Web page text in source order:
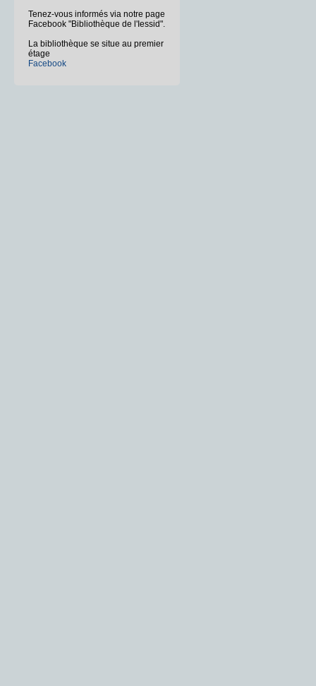
Tenez-vous informés via notre page
Facebook "Bibliothèque de l'Iessid".
La bibliothèque se situe au premier
étage
Facebook